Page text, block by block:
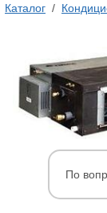
Каталог /
По